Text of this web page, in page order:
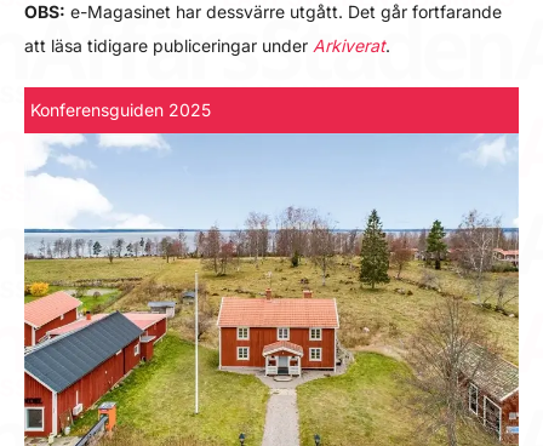
OBS: e-Magasinet har dessvärre utgått. Det går fortfarande
att läsa tidigare publiceringar under Arkiverat.
Konferensguiden 2025